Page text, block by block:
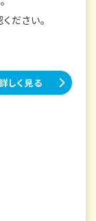
ださい。
詳しく見る